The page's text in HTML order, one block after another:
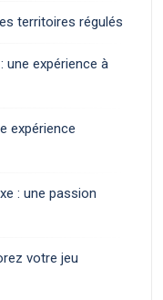
territoires régulés
une expérience à
expérience
: une passion
votre jeu